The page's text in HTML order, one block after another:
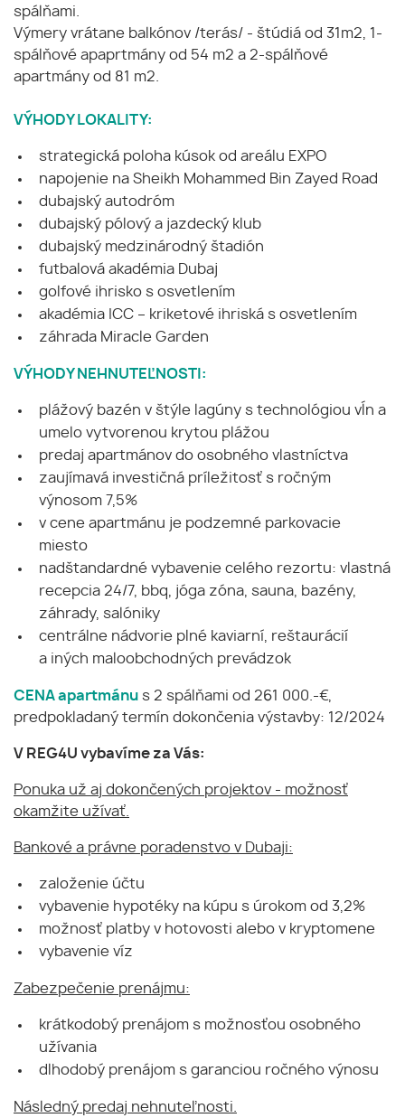
spálňami.
Výmery vrátane balkónov /terás/ - štúdiá od 31m2, 1-
spálňové apaprtmány od 54 m2 a 2-spálňové
apartmány od 81 m2.
VÝHODY LOKALITY:
strategická poloha kúsok od areálu EXPO
napojenie na Sheikh Mohammed Bin Zayed Road
dubajský autodróm
dubajský pólový a jazdecký klub
dubajský medzinárodný štadión
futbalová akadémia Dubaj
golfové ihrisko s osvetlením
akadémia ICC – kriketové ihriská s osvetlením
záhrada Miracle Garden
VÝHODY NEHNUTEĽNOSTI:
plážový bazén v štýle lagúny s technológiou vĺn a
umelo vytvorenou krytou plážou
predaj apartmánov do osobného vlastníctva
zaujímavá investičná príležitosť s ročným
výnosom 7,5%
v cene apartmánu je podzemné parkovacie
miesto
nadštandardné vybavenie celého rezortu: vlastná
recepcia 24/7, bbq, jóga zóna, sauna, bazény,
záhrady, salóniky
centrálne nádvorie plné kaviarní, reštaurácií
a iných maloobchodných prevádzok
CENA apartmánu s 2 spálňami od 261 000.-€,
predpokladaný termín dokončenia výstavby: 12/2024
V REG4U vybavíme za Vás:
Ponuka už aj dokončených projektov - možnosť
okamžite užívať.
Bankové a právne poradenstvo v Dubaji:
založenie účtu
vybavenie hypotéky na kúpu s úrokom od 3,2%
možnosť platby v hotovosti alebo v kryptomene
vybavenie víz
Zabezpečenie prenájmu:
krátkodobý prenájom s možnosťou osobného
užívania
dlhodobý prenájom s garanciou ročného výnosu
Následný predaj nehnuteľnosti.